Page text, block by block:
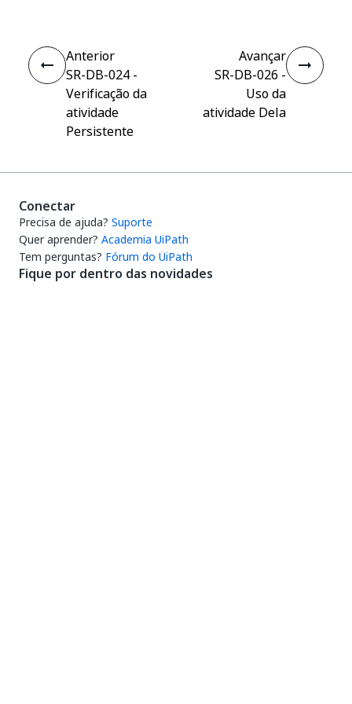
Anterior
SR-DB-024 -
Verificação da
atividade
Persistente
Avançar
SR-DB-026 -
Uso da
atividade Dela
Conectar
Precisa de ajuda? Suporte
Quer aprender? Academia UiPath
Tem perguntas? Fórum do UiPath
Fique por dentro das novidades